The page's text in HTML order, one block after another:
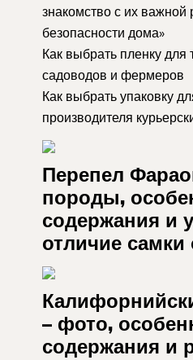
знакомство с их важной
безопасности дома»
​Как выбрать пленку для
садоводов и фермеров
Как выбрать упаковку
производителя
Перепел
породы,
содержания и
отличие самки
– фото,
содержания и